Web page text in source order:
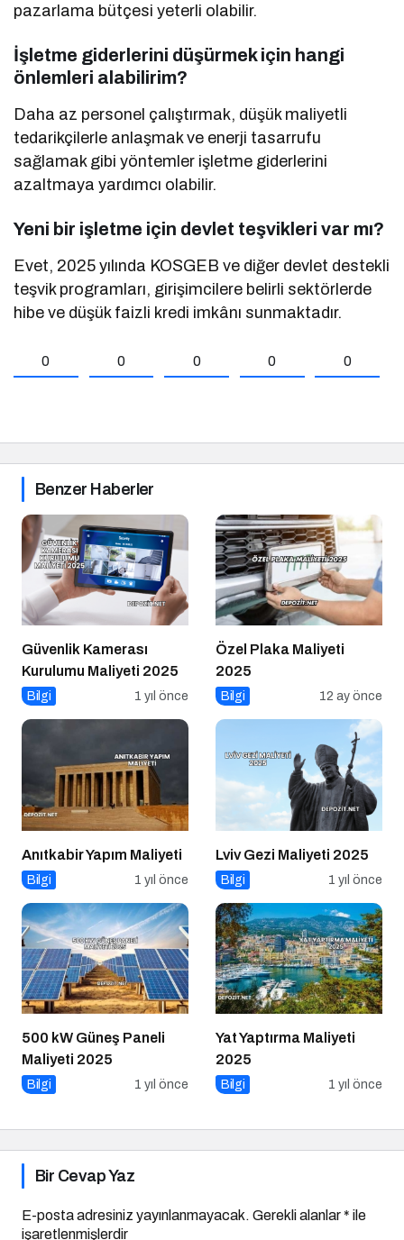
pazarlama bütçesi yeterli olabilir.
İşletme giderlerini düşürmek için hangi
önlemleri alabilirim?
Daha az personel çalıştırmak, düşük maliyetli
tedarikçilerle anlaşmak ve enerji tasarrufu
sağlamak gibi yöntemler işletme giderlerini
azaltmaya yardımcı olabilir.
Yeni bir işletme için devlet teşvikleri var mı?
Evet, 2025 yılında KOSGEB ve diğer devlet destekli
teşvik programları, girişimcilere belirli sektörlerde
hibe ve düşük faizli kredi imkânı sunmaktadır.
0 0 0 0 0
Benzer Haberler
Güvenlik Kamerası
Kurulumu Maliyeti 2025
Bilgi 1 yıl önce
Özel Plaka Maliyeti
2025
Bilgi 12 ay önce
Anıtkabir Yapım Maliyeti
Bilgi 1 yıl önce
Lviv Gezi Maliyeti 2025
Bilgi 1 yıl önce
500 kW Güneş Paneli
Maliyeti 2025
Bilgi 1 yıl önce
Yat Yaptırma Maliyeti
2025
Bilgi 1 yıl önce
Bir Cevap Yaz
E-posta adresiniz yayınlanmayacak. Gerekli alanlar* ile
işaretlenmişlerdir